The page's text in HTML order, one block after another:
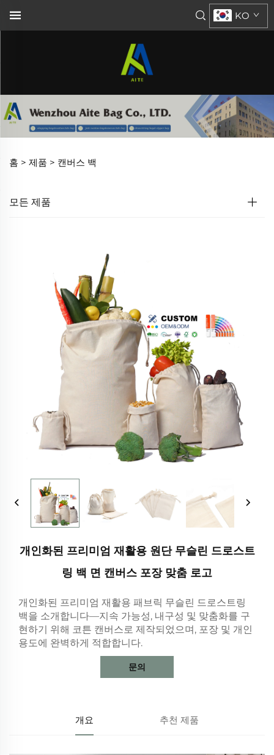
KO
홈 > 제품 > 캔버스 백
모든 제품
개인화된 프리미엄 재활용 원단 무슬린 드로스트
링 백 면 캔버스 포장 맞춤 로고
개인화된 프리미엄 재활용 패브릭 무슬린 드로스트링
백을 소개합니다—지속 가능성, 내구성 및 맞춤화를 구
현하기 위해 코튼 캔버스로 제작되었으며, 포장 및 개인
용도에 완벽하게 적합합니다.
문의
개요 추천 제품